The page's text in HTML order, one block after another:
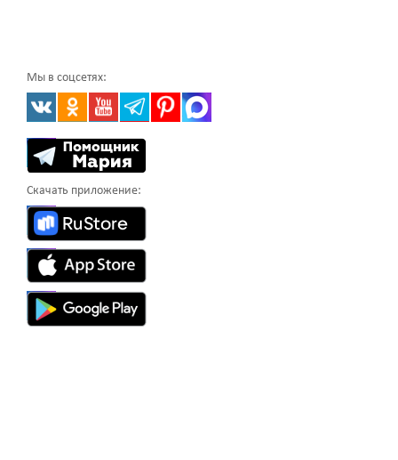
Мы в соцсетях:
Скачать приложение: